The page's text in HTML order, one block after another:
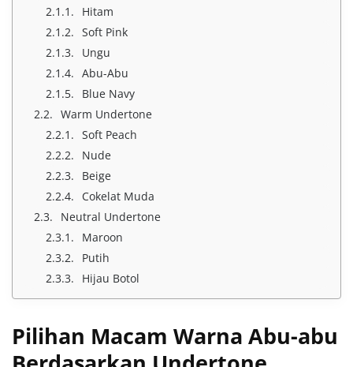
Hitam
Soft Pink
Ungu
Abu-Abu
Blue Navy
Warm Undertone
Soft Peach
Nude
Beige
Cokelat Muda
Neutral Undertone
Maroon
Putih
Hijau Botol
Pilihan Macam Warna Abu-abu